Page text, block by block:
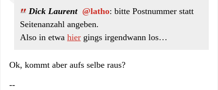
Dick Laurent @latho: bitte Postnummer statt
Seitenanzahl angeben.
Also in etwa hier gings irgendwann los…
Ok, kommt aber aufs selbe raus?
--